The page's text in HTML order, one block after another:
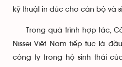
kỹ thuật in đúc cho cán bộ và
Trong quá trình hợp tác,
Nissei Việt Nam tiếp tục là
công ty trong hệ sinh thái